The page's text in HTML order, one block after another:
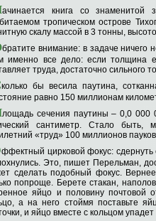
ачинается книга со знаменитой
тропическом острове
скалу массой в 3 тонны,
братите внимание: в задаче ничего
именно все дело: если толщина
труда, достаточно сильного
колько бы весила паутина,
равно 150 миллионам
лощадь сечения паутины – 0,0 000
сантиметр. Стало
«труд» 100 миллионов
ффектный цирковой фокус: сдернуть
Это, пишет Перельман,
сделать подобный фокус.
попроще. Берете стакан,
яйцо и половину почтовой
а на него стоймя поставьте
и яйцо вместе с кольцом упадет